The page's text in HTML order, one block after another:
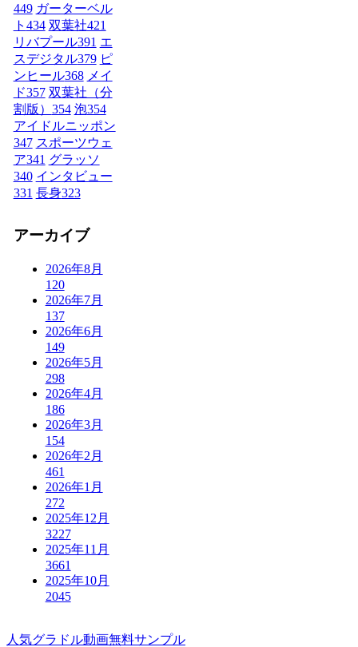
449 ガーターベル
ト 434 双葉社421
リバプール391 エ
スデジタル379 ピ
ンヒール368 メイ
ド357 双葉社（分
割版） 354 泡354
アイドルニッポン
347 スポーツウェ
ア341 グラッソ
340 インタビュー
331 長身323
アーカイブ
2026年8月
120
2026年7月
137
2026年6月
149
2026年5月
298
2026年4月
186
2026年3月
154
2026年2月
461
2026年1月
272
2025年12月
3227
2025年11月
3661
2025年10月
2045
人気グラドル動画無料サンプル